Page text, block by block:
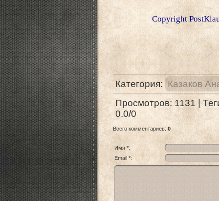
Copyright PostKlau
Категория: Казаков
Просмотров: 1131 |
0.0/0
Всего комментариев: 0
Имя *:
Email *: